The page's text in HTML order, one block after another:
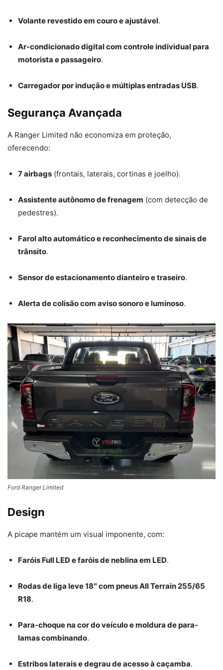
Volante revestido em couro e ajustável.
Ar-condicionado digital com controle individual para
motorista e passageiro.
Carregador por indução e múltiplas entradas USB.
Segurança Avançada
A Ranger Limited não economiza em proteção,
oferecendo:
7 airbags (frontais, laterais, cortinas e joelho).
Assistente autônomo de frenagem (com detecção de
pedestres).
Farol alto automático e reconhecimento de sinais de
trânsito.
Sensor de estacionamento dianteiro e traseiro.
Alerta de colisão com aviso sonoro e luminoso.
Ford Ranger Limited
Design
A picape mantém um visual imponente, com:
Faróis Full LED e faróis de neblina em LED.
Rodas de liga leve 18″ com pneus All Terrain 255/65
R18.
Para-choque na cor do veículo e moldura de para-
lamas combinando.
Estribos laterais e degrau de acesso à caçamba.